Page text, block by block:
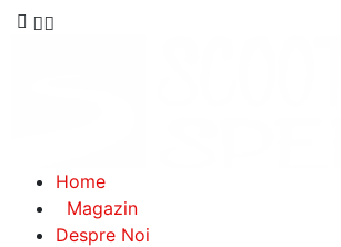
Home
Magazin
Despre Noi